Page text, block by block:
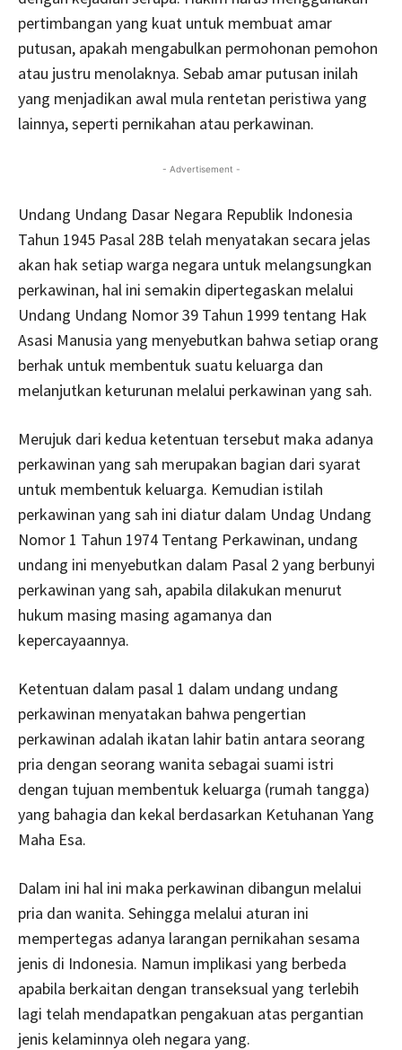
pertimbangan yang kuat untuk membuat amar
putusan, apakah mengabulkan permohonan pemohon
atau justru menolaknya. Sebab amar putusan inilah
yang menjadikan awal mula rentetan peristiwa yang
lainnya, seperti pernikahan atau perkawinan.
- Advertisement -
Undang Undang Dasar Negara Republik Indonesia
Tahun 1945 Pasal 28B telah menyatakan secara jelas
akan hak setiap warga negara untuk melangsungkan
perkawinan, hal ini semakin dipertegaskan melalui
Undang Undang Nomor 39 Tahun 1999 tentang Hak
Asasi Manusia yang menyebutkan bahwa setiap orang
berhak untuk membentuk suatu keluarga dan
melanjutkan keturunan melalui perkawinan yang sah.
Merujuk dari kedua ketentuan tersebut maka adanya
perkawinan yang sah merupakan bagian dari syarat
untuk membentuk keluarga. Kemudian istilah
perkawinan yang sah ini diatur dalam Undag Undang
Nomor 1 Tahun 1974 Tentang Perkawinan, undang
undang ini menyebutkan dalam Pasal 2 yang berbunyi
perkawinan yang sah, apabila dilakukan menurut
hukum masing masing agamanya dan
kepercayaannya.
Ketentuan dalam pasal 1 dalam undang undang
perkawinan menyatakan bahwa pengertian
perkawinan adalah ikatan lahir batin antara seorang
pria dengan seorang wanita sebagai suami istri
dengan tujuan membentuk keluarga (rumah tangga)
yang bahagia dan kekal berdasarkan Ketuhanan Yang
Maha Esa.
Dalam ini hal ini maka perkawinan dibangun melalui
pria dan wanita. Sehingga melalui aturan ini
mempertegas adanya larangan pernikahan sesama
jenis di Indonesia. Namun implikasi yang berbeda
apabila berkaitan dengan transeksual yang terlebih
lagi telah mendapatkan pengakuan atas pergantian
jenis kelaminnya oleh negara yang.